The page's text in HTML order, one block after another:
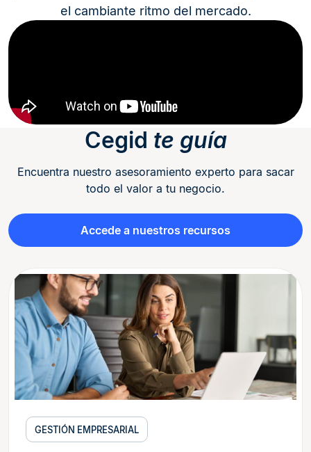
el cambiante ritmo del mercado.
Cegid te guía
Encuentra nuestro asesoramiento experto para sacar
todo el valor a tu negocio.
Accede a nuestros recursos
GESTIÓN EMPRESARIAL